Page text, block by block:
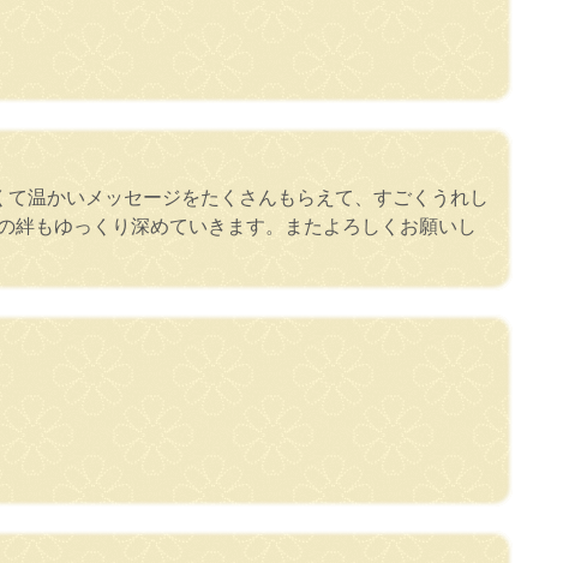
温かいメッセージをたくさんもらえて、すごくうれし
もゆっくり深めていきます。またよろしくお願いし